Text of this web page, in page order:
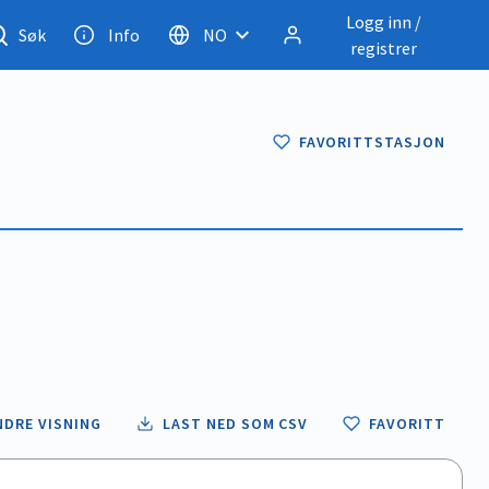
Søk Info NO
Logg inn /
registrer
FAVORITTSTASJON
VISNING LAST NED SOM CSV FAVORITT